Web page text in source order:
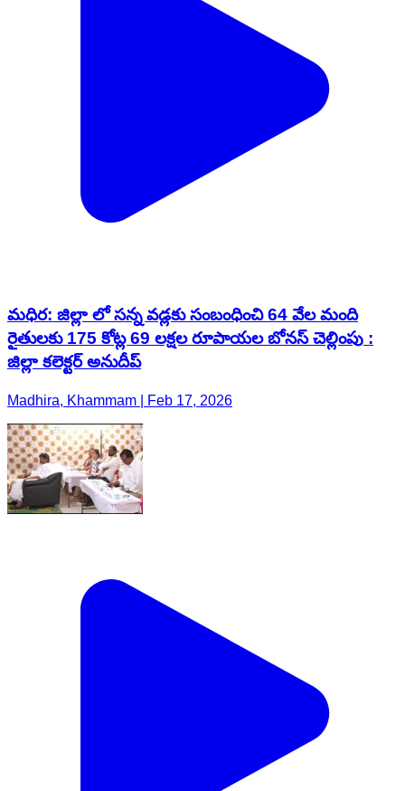
మధిర: జిల్లా లో సన్న వడ్లకు సంబంధించి 64 వేల మంది
రైతులకు 175 కోట్ల 69 లక్షల రూపాయల బోనస్ చెల్లింపు :
జిల్లా కలెక్టర్ అనుదీప్
Madhira, Khammam | Feb 17, 2026